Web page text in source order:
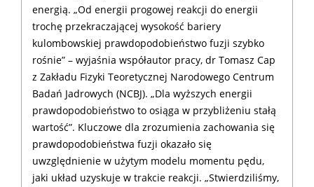
energią. „Od energii progowej reakcji do energii
trochę przekraczającej wysokość bariery
kulombowskiej prawdopodobieństwo fuzji szybko
rośnie” – wyjaśnia współautor pracy, dr Tomasz Cap
z Zakładu Fizyki Teoretycznej Narodowego Centrum
Badań Jadrowych (NCBJ). „Dla wyższych energii
prawdopodobieństwo to osiąga w przybliżeniu stałą
wartość”. Kluczowe dla zrozumienia zachowania się
prawdopodobieństwa fuzji okazało się
uwzględnienie w użytym modelu momentu pędu,
jaki układ uzyskuje w trakcie reakcji. „Stwierdziliśmy,